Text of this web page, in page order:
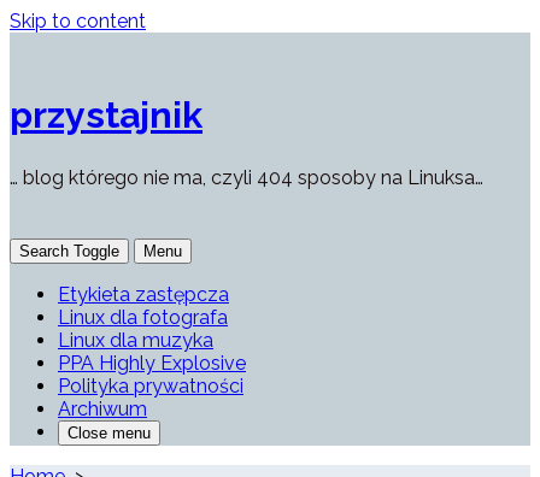
Skip to content
przystajnik
… blog którego nie ma, czyli 404 sposoby na Linuksa…
Search Toggle Menu
Etykieta zastępcza
Linux dla fotografa
Linux dla muzyka
PPA Highly Explosive
Polityka prywatności
Archiwum
Close menu